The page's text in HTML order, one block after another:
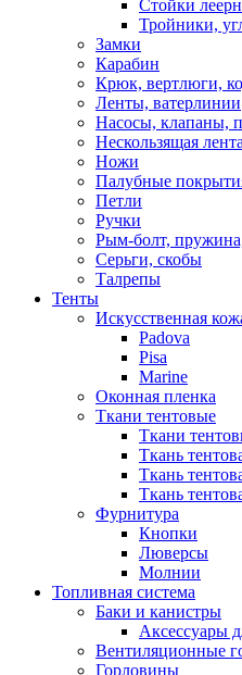
Стойки
Тройники,
Замки
Карабин
Крюк, вертлюги,
Ленты, ватерлинии
Насосы, клапаны,
Нескользящая лента
Ножи
Палубные
Петли
Ручки
Рым-болт,
Серьги, скобы
Талрепы
Тенты
Искусственная
Padova
Pisa
Marine
Оконная пленка
Ткани тентовые
Ткани
Ткань
Ткань
Ткань
Фурнитура
Кнопки
Люверсы
Молнии
Топливная система
Баки и канистры
Аксессуары
Вентиляционные
Горловины